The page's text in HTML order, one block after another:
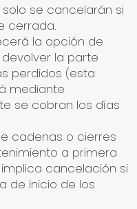
se cancelarán si
cerrada.
la opción de
la parte
perdidos (esta
mediante
se cobran los días
cadenas o cierres
a primera
cancelación si
de inicio de los